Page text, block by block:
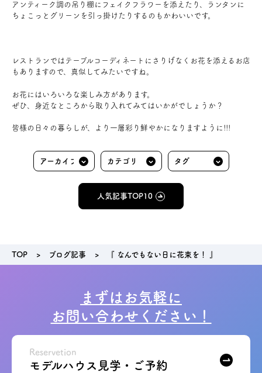
アンティーク調の吊り棚にフェイクフラワーを添えたり、ランタンに
ちょこっとグリーンを引っ掛けたりするのもかわいいです。
レストランではテーブルコーディネートにさりげなくお花を添えるお店
もありますので、真似してみたいですね。
お花にはいろいろな楽しみ方があります。
ぜひ、身近なところから取り入れてみてはいかがでしょうか？
皆様の日々の暮らしが、より一層彩り鮮やかになりますように!!!
人気記事TOP10
TOP ブログ記事 『 なんでもない日に花束を！ 』
まずはお気軽に
お問い合わせください！
モデルハウス見学・ご予約
Reservetion